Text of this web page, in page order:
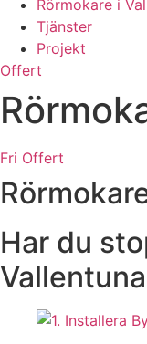
Rörmokare i
Tjänster
Projekt
Offert
Fri Offert
Har du